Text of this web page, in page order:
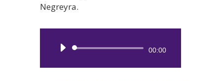
Negreyra.
Reproductor
00:00